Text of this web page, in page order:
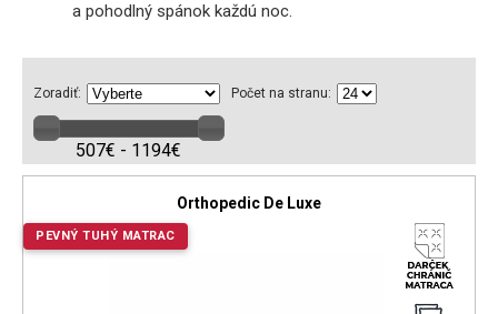
a pohodlný spánok každú noc.
Zoradiť: Počet na stranu:
507€ - 1194€
Orthopedic De Luxe
PEVNÝ TUHÝ MATRAC